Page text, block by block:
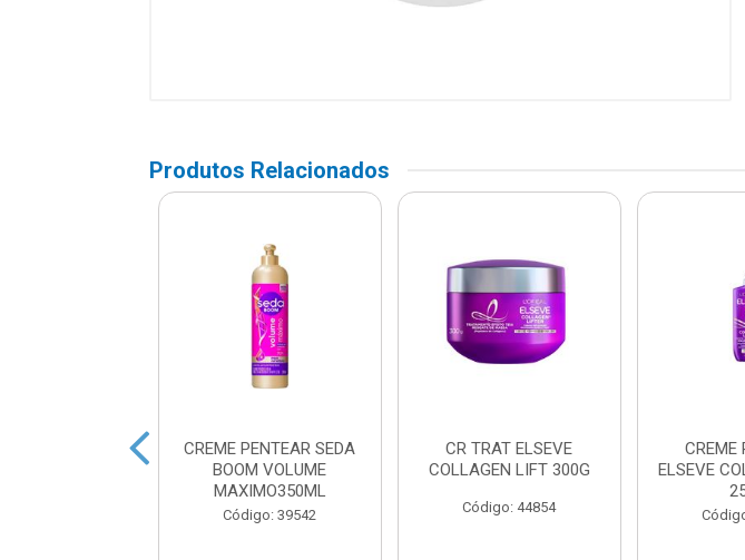
Produtos Relacionados
CREME PENTEAR SEDA
BOOM VOLUME
MAXIMO350ML
Código: 39542
CR TRAT ELSEVE
COLLAGEN LIFT 300G
Código: 44854
CREME
ELSEVE